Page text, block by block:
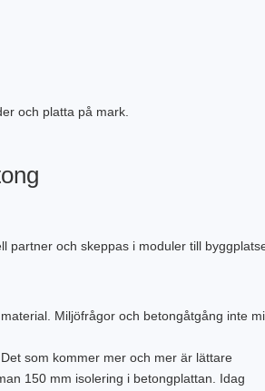
och platta på mark.
och skeppas i moduler till
Miljöfrågor och betongåtgång inte
som kommer mer och mer är lättare
150 mm isolering i betongplattan. Idag